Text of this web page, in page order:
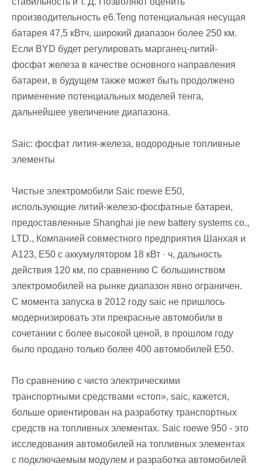
производительность e6.Teng потенциальная несущая
батарея 47,5 кВтч, широкий диапазон более 250 км.
Если BYD будет регулировать марганец-литий-
фосфат железа в качестве основного направления
батареи, в будущем также может быть продолжено
применение потенциальных моделей тенга,
дальнейшее увеличение диапазона.
Saic: фосфат лития-железа, водородные топливные
элементы
Чистые электромобили Saic roewe E50,
использующие литий-железо-фосфатные батареи,
предоставленные Shanghai jie new battery systems co.,
LTD., Компанией совместного предприятия Шанхая и
A123, E50 с аккумулятором 18 кВт · ч, дальность
действия 120 км, по сравнению С большинством
электромобилей на рынке диапазон явно ограничен.
С момента запуска в 2012 году saic не пришлось
модернизировать эти прекрасные автомобили в
сочетании с более высокой ценой, в прошлом году
было продано только более 400 автомобилей E50.
По сравнению с чисто электрическими
транспортными средствами «стоп», saic, кажется,
больше ориентирован на разработку транспортных
средств на топливных элементах. Saic roewe 950 - это
исследования автомобилей на топливных элементах
с подключаемым модулем и разработка автомобилей